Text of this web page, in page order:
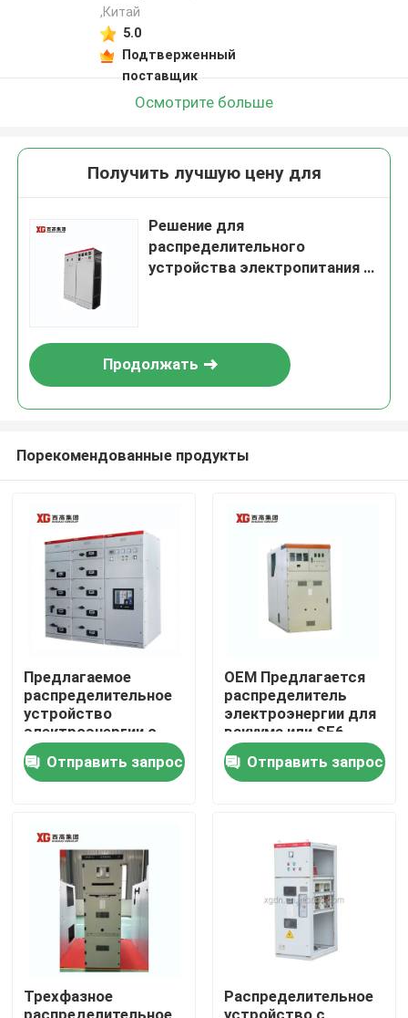
Дом
Продукты
О нас
,Китай
5.0
Подтверженный
поставщик
Осмотрите больше
Получить лучшую цену для
Решение для
распределительного
устройства электропитания с
Продолжать
Порекомендованные продукты
Предлагаемое
распределительное
устройство
электроэнергии с
номинальным
напряжением до 17,5
кВ от OEM
Отправить запрос
OEM Предлагается
распределитель
электроэнергии для
вакуума или SF6
выключателя и
температуры
окружающей среды
Отправить запрос
Трехфазное
Распределительное